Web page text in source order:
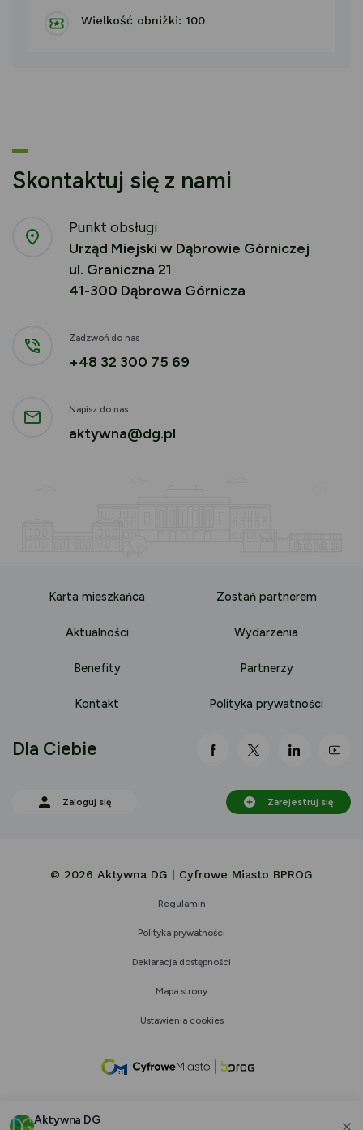
Wielkość obniżki: 100
Skontaktuj się z nami
Punkt obsługi
Urząd Miejski w Dąbrowie Górniczej
ul. Graniczna 21
41-300 Dąbrowa Górnicza
Zadzwoń do nas
+48 32 300 75 69
Napisz do nas
aktywna@dg.pl
Karta mieszkańca Zostań partnerem
Aktualności Wydarzenia
Benefity Partnerzy
Kontakt Polityka prywatności
link otwiera się nowej
link otwiera się
link
Dla Ciebie
Zaloguj się Zarejestruj się
© 2026 Aktywna DG | Cyfrowe Miasto BPROG
Regulamin
Polityka prywatności
Deklaracja dostępności
Mapa strony
Ustawienia cookies
link
Aktywna DG